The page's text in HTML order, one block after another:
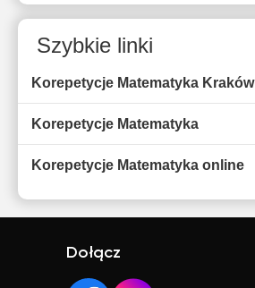
Szybkie linki
Korepetycje Matematyka Kraków
Korepetycje Matematyka
Korepetycje Matematyka online
Dołącz